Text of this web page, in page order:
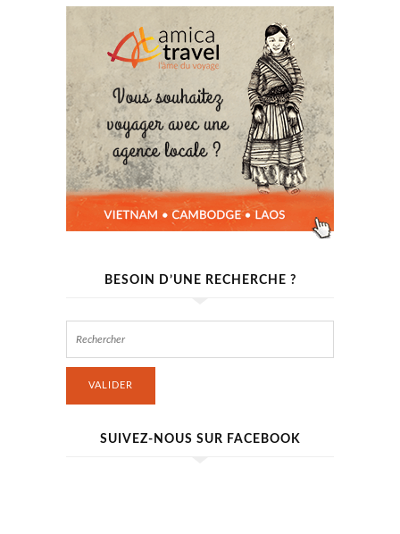
BESOIN D’UNE RECHERCHE ?
VALIDER
SUIVEZ-NOUS SUR FACEBOOK